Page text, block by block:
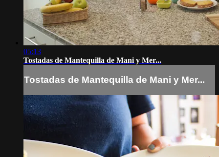
05:13
Tostadas de Mantequilla de Mani y Mer...
Tostadas de Mantequilla de Mani y Mer...